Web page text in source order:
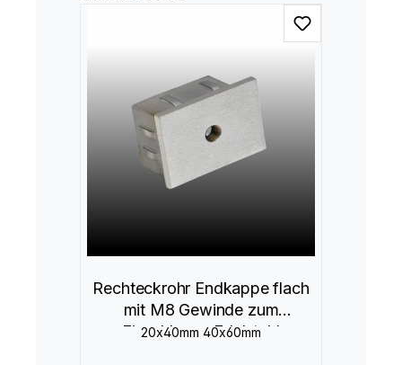
Rechteckrohr Endkappe flach
mit M8 Gewinde zum
Einschlagen Edelstahl
20x40mm 40x60mm